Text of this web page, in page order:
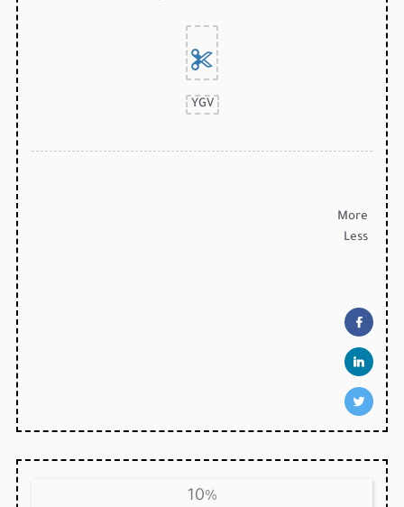
YGV
More
Less
10%